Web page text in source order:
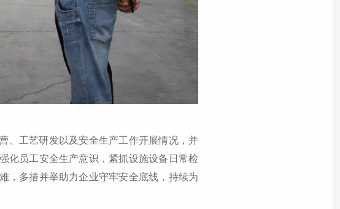
、工艺研发以及安全生产工作开展情况，并
化员工安全生产意识，紧抓设施设备日常检
，多措并举助力企业守牢安全底线，持续为